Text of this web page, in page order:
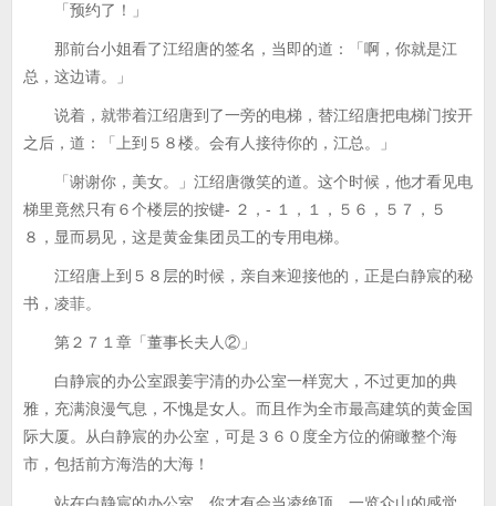
「预约了！」
那前台小姐看了江绍唐的签名，当即的道：「啊，你就是江
总，这边请。」
说着，就带着江绍唐到了一旁的电梯，替江绍唐把电梯门按开
之后，道：「上到５８楼。会有人接待你的，江总。」
「谢谢你，美女。」江绍唐微笑的道。这个时候，他才看见电
梯里竟然只有６个楼层的按键- ２，- １，１，５６，５７，５
８，显而易见，这是黄金集团员工的专用电梯。
江绍唐上到５８层的时候，亲自来迎接他的，正是白静宸的秘
书，凌菲。
第２７１章「董事长夫人②」
白静宸的办公室跟姜宇清的办公室一样宽大，不过更加的典
雅，充满浪漫气息，不愧是女人。而且作为全市最高建筑的黄金国
际大厦。从白静宸的办公室，可是３６０度全方位的俯瞰整个海
市，包括前方海浩的大海！